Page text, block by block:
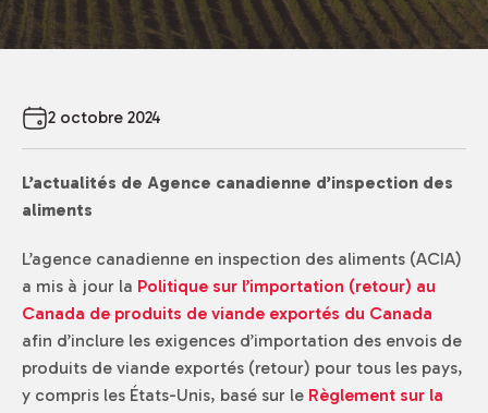
2 octobre 2024
L’actualités de Agence canadienne d’inspection des
aliments
L’agence canadienne en inspection des aliments (ACIA)
a mis à jour la Politique sur l’importation (retour) au
Canada de produits de viande exportés du Canada
afin d’inclure les exigences d’importation des envois de
produits de viande exportés (retour) pour tous les pays,
y compris les États-Unis, basé sur le Règlement sur la